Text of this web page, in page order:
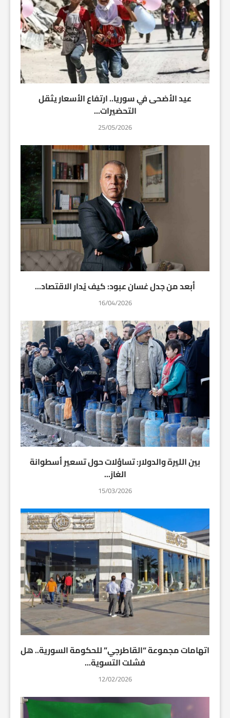
عيد الأضحى في سوريا.. ارتفاع الأسعار يثقل
التحضيرات...
25/05/2026
أبعد من جدل غسان عبود: كيف يُدار الاقتصاد...
16/04/2026
بين الليرة والدولار: تساؤلات حول تسعير أسطوانة
الغاز...
15/03/2026
اتهامات مجموعة “القاطرجي” للحكومة السورية.. هل
فشلت التسوية...
12/02/2026